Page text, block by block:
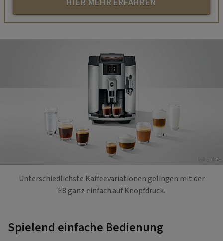
HIER MEHR ERFAHREN
Foto: JURA
Unterschiedlichste Kaffeevariationen gelingen mit der
E8 ganz einfach auf Knopfdruck.
Spielend einfache Bedienung